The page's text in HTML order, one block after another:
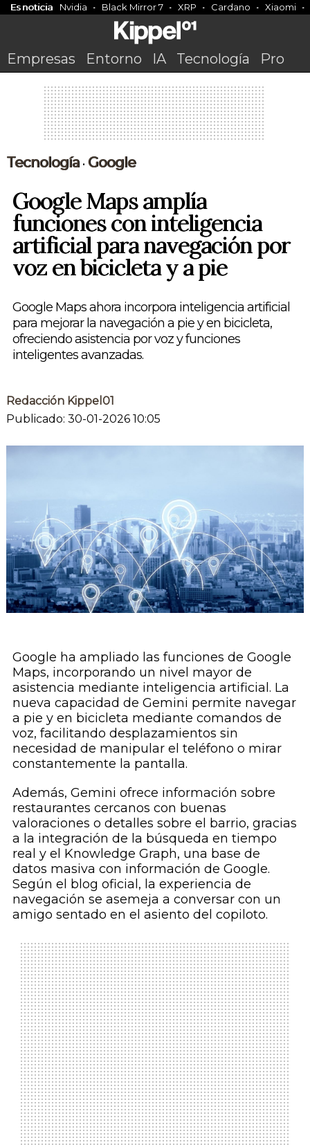
Es noticia Nvidia Black Mirror 7 XRP Cardano Xiaomi
Empresas Entorno IA Tecnología Pro
Tecnología• Google
Google Maps amplía
funciones con inteligencia
artificial para navegación por
voz en bicicleta y a pie
Google Maps ahora incorpora inteligencia artificial
para mejorar la navegación a pie y en bicicleta,
ofreciendo asistencia por voz y funciones
inteligentes avanzadas.
Redacción Kippel01
Publicado: 30-01-2026 10:05
Google ha ampliado las funciones de Google
Maps, incorporando un nivel mayor de
asistencia mediante inteligencia artificial. La
nueva capacidad de Gemini permite navegar
a pie y en bicicleta mediante comandos de
voz, facilitando desplazamientos sin
necesidad de manipular el teléfono o mirar
constantemente la pantalla.
Además, Gemini ofrece información sobre
restaurantes cercanos con buenas
valoraciones o detalles sobre el barrio, gracias
a la integración de la búsqueda en tiempo
real y el Knowledge Graph, una base de
datos masiva con información de Google.
Según el blog oficial, la experiencia de
navegación se asemeja a conversar con un
amigo sentado en el asiento del copiloto.